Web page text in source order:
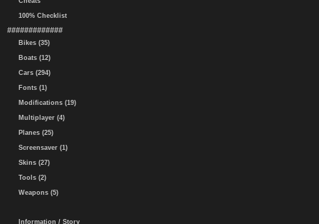
100% Checklist
#############
Bikes (35)
Boats (12)
Cars (294)
Fonts (1)
Modifications (19)
Multiplayer (4)
Planes (25)
Screensaver (1)
Skins (27)
Tools (2)
Weapons (5)
Information / Story